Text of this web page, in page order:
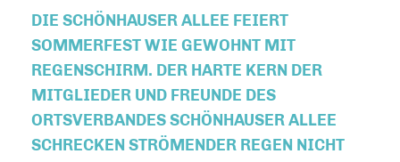
DIE SCHÖNHAUSER ALLEE FEIERT
SOMMERFEST WIE GEWOHNT MIT
REGENSCHIRM. DER HARTE KERN DER
MITGLIEDER UND FREUNDE DES
ORTSVERBANDES SCHÖNHAUSER ALLEE
SCHRECKEN STRÖMENDER REGEN NICHT